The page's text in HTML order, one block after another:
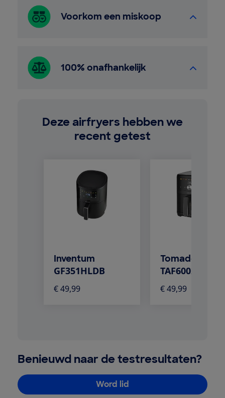
Voorkom een miskoop
100% onafhankelijk
Deze airfryers hebben we
recent getest
Inventum
GF351HLDB
€ 49,99
Tomado
TAF6002B
€ 49,99
Benieuwd naar de testresultaten?
Word lid